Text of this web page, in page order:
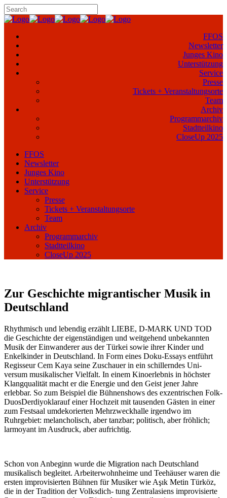
FFOS
Newsletter
Junges Kino
Unterstützung
Service
Presse
Tickets + Veranstaltungsorte
Team
Archiv
Programmarchiv
Stadtteilkino
CloseUp 2025
FFOS
Newsletter
Junges Kino
Unterstützung
Service
Presse
Tickets + Veranstaltungsorte
Team
Archiv
Programmarchiv
Stadtteilkino
CloseUp 2025
Zur Geschichte migrantischer Musik in
Deutschland
Rhythmisch und lebendig erzählt LIEBE, D-MARK UND TOD
die Geschichte der eigenständigen und weitgehend unbekannten
Musik der Einwanderer aus der Türkei sowie ihrer Kinder und
Enkelkinder in Deutschland. In Form eines Doku-Essays entführt
Regisseur Cem Kaya seine Zuschauer in ein schillerndes Uni-
versum musikalischer Vielfalt. In einem Kinoerlebnis in höchster
Klangqualität macht er die Energie und den Geist jener Jahre
erlebbar. So zum Beispiel die Bühnenshows des exzentrischen Folk-
DuosDerdiyoklarauf einer Hochzeit mit tausenden Gästen in einer
zum Festsaal umdekorierten Mehrzweckhalle irgendwo im
Ruhrgebiet: melancholisch, aber tanzbar; politisch, aber fröhlich;
larmoyant im Ausdruck, aber aufrichtig.
Schon von Anbeginn wurde die Migration nach Deutschland
musikalisch begleitet. Arbeiterwohnheime und Teehäuser waren die
ersten improvisierten Bühnen für Musiker wie Aşık Metin Türköz,
die in der Tradition der Volksdich- tung Zentralasiens improvisierte